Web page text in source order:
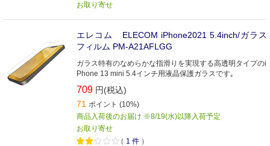
お取り寄せ
エレコム ELECOM iPhone2021 5.4inch/ガラス
フィルム PM-A21AFLGG
ガラス特有のなめらかな指滑りを実現する高透明タイプのi
Phone 13 mini 5.4インチ用液晶保護ガラスです｡
709 円(税込)
71 ポイント (10%)
商品入荷後のお届け ※8/19(水)以降入荷予定
お取り寄せ
（ 1 件 ）